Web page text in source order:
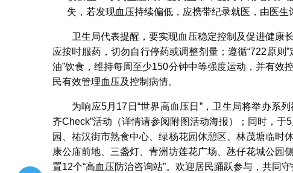
失，若发现血压持续偏低，应携带纪录就医，由医生
卫生局代表提醒，要实现血压稳定控制及促进健康
应按时服药，切勿自行停药或调整剂量；遵循“722原则
油”饮食，维持每周至少150分钟中等强度运动，并有效
民有效管理血压及控制病情。
为响应5月17日“世界高血压日”，卫生局将举办系
齐Check”活动（详情请参阅附图活动海报）；同时，
园、祐汉街市熟食中心、绿杨花园休憩区、林茂塘临时
康公庙前地、三盏灯、青洲坊莲花广场、氹仔花城公园
置12个“高血压防治咨询站”。欢迎居民踊跃参与，共同